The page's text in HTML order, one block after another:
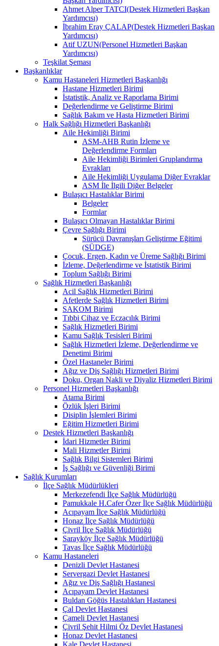
Ahmet Alper TATCI(Destek Hizmetleri Başkan
Yardımcısı)
İbrahim Eray ÇALAP(Destek Hizmetleri Başkan
Yardımcısı)
Atif UZUN(Personel Hizmetleri Başkan
Yardımcısı)
Teşkilat Şeması
Başkanlıklar
Kamu Hastaneleri Hizmetleri Başkanlığı
Hastane Hizmetleri Birimi
İstatistik, Analiz ve Raporlama Birimi
Değerlendirme ve Geliştirme Birimi
Sağlık Bakım ve Hasta Hizmetleri Birimi
Halk Sağlığı Hizmetleri Başkanlığı
Aile Hekimliği Birimi
ASM-AHB Rutin İzleme ve
Değerlendirme Formları
Aile Hekimliği Birimleri Gruplandırma
Evrakları
Aile Hekimliği Uygulama Diğer Evraklar
ASM İle İlgili Diğer Belgeler
Bulaşıcı Hastalıklar Birimi
Belgeler
Formlar
Bulaşıcı Olmayan Hastalıklar Birimi
Çevre Sağlığı Birimi
Sürücü Davranışları Geliştirme Eğitimi
(SÜDGE)
Çocuk, Ergen, Kadın ve Üreme Sağlığı Birimi
İzleme, Değerlendirme ve İstatistik Birimi
Toplum Sağlığı Birimi
Sağlık Hizmetleri Başkanlığı
Acil Sağlık Hizmetleri Birimi
Afetlerde Sağlık Hizmetleri Birimi
SAKOM Birimi
Tıbbi Cihaz ve Eczacılık Birimi
Sağlık Hizmetleri Birimi
Kamu Sağlık Tesisleri Birimi
Sağlık Hizmetleri İzleme, Değerlendirme ve
Denetimi Birimi
Özel Hastaneler Birimi
Ağız ve Diş Sağlığı Hizmetleri Birimi
Doku, Organ Nakli ve Diyaliz Hizmetleri Birimi
Personel Hizmetleri Başkanlığı
Atama Birimi
Özlük İşleri Birimi
Disiplin İşlemleri Birimi
Eğitim Hizmetleri Birimi
Destek Hizmetleri Başkanlığı
İdari Hizmetler Birimi
Mali Hizmetler Birimi
Sağlık Bilgi Sistemleri Birimi
İş Sağlığı ve Güvenliği Birimi
Sağlık Kurumları
İlçe Sağlık Müdürlükleri
Merkezefendi İlçe Sağlık Müdürlüğü
Pamukkale H.Cafer Özer İlçe Sağlık Müdürlüğü
Acıpayam İlçe Sağlık Müdürlüğü
Honaz İlçe Sağlık Müdürlüğü
Çivril İlçe Sağlık Müdürlüğü
Sarayköy İlçe Sağlık Müdürlüğü
Tavas İlçe Sağlık Müdürlüğü
Kamu Hastaneleri
Denizli Devlet Hastanesi
Servergazi Devlet Hastanesi
Ağız ve Diş Sağlığı Hastanesi
Acıpayam Devlet Hastanesi
Buldan Göğüs Hastalıkları Hastanesi
Çal Devlet Hastanesi
Çameli Devlet Hastanesi
Çivril Şehit Hilmi Öz Devlet Hastanesi
Honaz Devlet Hastanesi
Kale Devlet Hastanesi